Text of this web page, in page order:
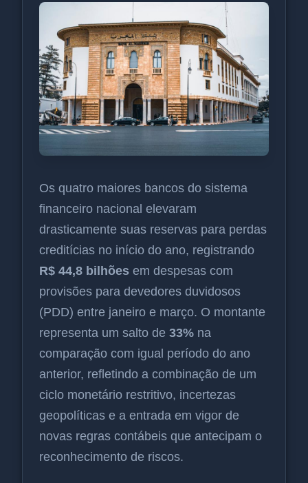
Os quatro maiores bancos do sistema
financeiro nacional elevaram
drasticamente suas reservas para perdas
creditícias no início do ano, registrando
R$ 44,8 bilhões em despesas com
provisões para devedores duvidosos
(PDD) entre janeiro e março. O montante
representa um salto de 33% na
comparação com igual período do ano
anterior, refletindo a combinação de um
ciclo monetário restritivo, incertezas
geopolíticas e a entrada em vigor de
novas regras contábeis que antecipam o
reconhecimento de riscos.